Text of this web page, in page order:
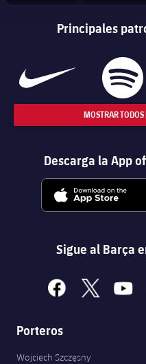
Principales
MOSTRAR
Descarga la App
Sigue al Barça
facebook
x
Porteros
Wojciech Szczęsny